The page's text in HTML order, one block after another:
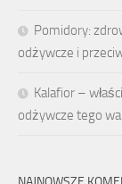
Pomidory:
odżywcze i
Kalafior –
odżywcze tego